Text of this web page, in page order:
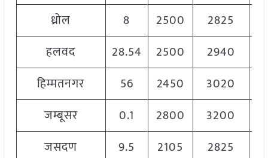
ध्रोल
8 2500 2825
हलवद
28.54 2500 2940
हिम्मतनगर
56 2450 3020
जम्बूसर
0.1 2800 3200
जसदण
9.5 2105 2825